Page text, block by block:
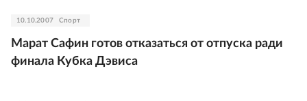
10.10.2007 Спорт
Марат Сафин готов отказаться от отпуска ради
финала Кубка Дэвиса